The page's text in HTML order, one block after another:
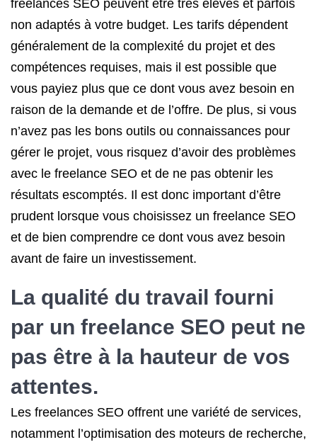
freelances SEO peuvent être très élevés et parfois
non adaptés à votre budget. Les tarifs dépendent
généralement de la complexité du projet et des
compétences requises, mais il est possible que
vous payiez plus que ce dont vous avez besoin en
raison de la demande et de l’offre. De plus, si vous
n’avez pas les bons outils ou connaissances pour
gérer le projet, vous risquez d’avoir des problèmes
avec le freelance SEO et de ne pas obtenir les
résultats escomptés. Il est donc important d’être
prudent lorsque vous choisissez un freelance SEO
et de bien comprendre ce dont vous avez besoin
avant de faire un investissement.
La qualité du travail fourni
par un freelance SEO peut ne
pas être à la hauteur de vos
attentes.
Les freelances SEO offrent une variété de services,
notamment l’optimisation des moteurs de recherche,